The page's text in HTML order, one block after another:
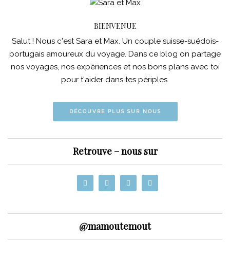
BIENVENUE
Salut ! Nous c'est Sara et Max. Un couple suisse-suédois-
portugais amoureux du voyage. Dans ce blog on partage
nos voyages, nos expériences et nos bons plans avec toi
pour t'aider dans tes périples.
DÉCOUVRE PLUS SUR NOUS
Retrouve – nous sur
@mamoutemout